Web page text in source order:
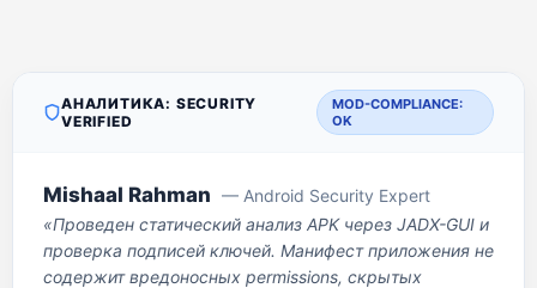
АНАЛИТИКА: SECURITY
VERIFIED
MOD-COMPLIANCE:
OK
Mishaal Rahman — Android Security Expert
«Проведен статический анализ APK через JADX-GUI и
проверка подписей ключей. Манифест приложения не
содержит вредоносных permissions, скрытых